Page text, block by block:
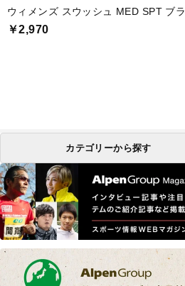
ウィメンズ スウッシュ MED SPT ブラ
￥2,970
カテゴリーから探す